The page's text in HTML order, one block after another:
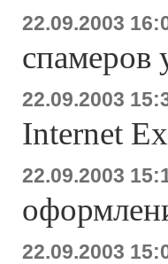
22.09.2003
спамеров
22.09.2003
Internet
22.09.2003
22.09.2003